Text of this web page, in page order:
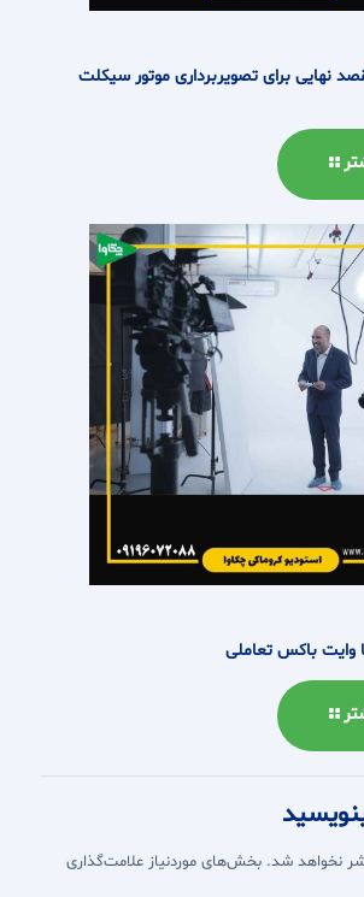
نهایی برای تصویربرداری موتور سیکلت
باکس تعاملی
نخواهد شد. بخش‌های موردنیاز علامت‌گذاری